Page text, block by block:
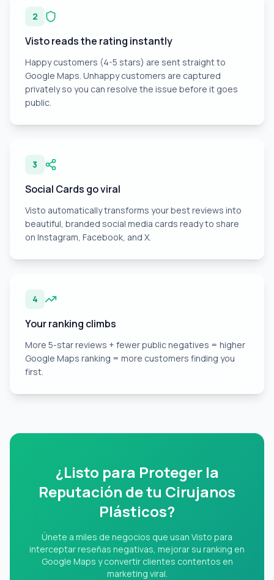
2
Visto reads the rating instantly
Happy customers (4-5 stars) are sent straight to
Google Maps. Unhappy customers are captured
privately so you can resolve the issue before it goes
public.
3
Social Cards go viral
Visto automatically transforms your best reviews into
beautiful, branded social media cards ready to share
on Instagram, Facebook, and X.
4
Your ranking climbs
More 5-star reviews + fewer public negatives = higher
Google Maps ranking = more customers finding you
first.
¿Listo para Proteger la
Reputación de tu Cirujanos
Plásticos?
Únete a miles de negocios que usan Visto para
interceptar reseñas negativas, mejorar su ranking en
Google Maps y convertir clientes contentos en
marketing viral.